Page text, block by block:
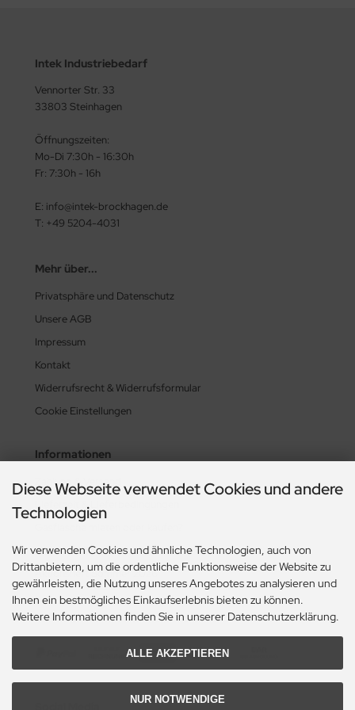
Intek Industriebedarf
Vennorter Str. 33
33803 Steinhagen
Öffnungszeiten:
Mo-Di 7:30h - 16:30h
Fr: 7:30h - 16h
E: info@intek-brockhagen.de
T: +49 5204-4031
Mehr über...
Privatsphäre und Datenschutz
Unsere AGB
Impressum
Kontakt
Widerrufsrecht & Widerrufsformular
Cookie Einstellungen
Informationen
Zahlung & Versand
Lieferzeit & Lieferbedingungen
Historie? Fehlanzeige!
Aktionsheft Sommer 2026
Zahlungsmethoden
Diese Webseite verwendet Cookies und andere
Technologien
Wir verwenden Cookies und ähnliche Technologien, auch von
Drittanbietern, um die ordentliche Funktionsweise der Website zu
gewährleisten, die Nutzung unseres Angebotes zu analysieren und
Ihnen ein bestmögliches Einkaufserlebnis bieten zu können.
Weitere Informationen finden Sie in unserer Datenschutzerklärung.
ALLE AKZEPTIEREN
NUR NOTWENDIGE